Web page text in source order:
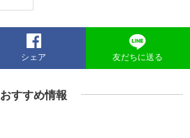
シェア 友だちに送る
おすすめ情報